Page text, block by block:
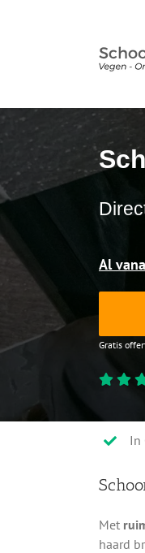
Al
Gratis
In
Met
haard